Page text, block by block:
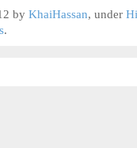
by KhaiHassan, under
.